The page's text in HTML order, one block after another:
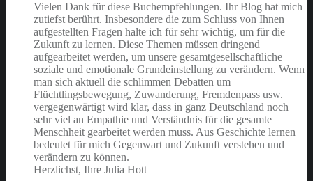
Vielen Dank für diese Buchempfehlungen. Ihr Blog hat mich
zutiefst berührt. Insbesondere die zum Schluss von Ihnen
aufgestellten Fragen halte ich für sehr wichtig, um für die
Zukunft zu lernen. Diese Themen müssen dringend
aufgearbeitet werden, um unsere gesamtgesellschaftliche
soziale und emotionale Grundeinstellung zu verändern. Wenn
man sich aktuell die schlimmen Debatten um
Flüchtlingsbewegung, Zuwanderung, Fremdenpass usw.
vergegenwärtigt wird klar, dass in ganz Deutschland noch
sehr viel an Empathie und Verständnis für die gesamte
Menschheit gearbeitet werden muss. Aus Geschichte lernen
bedeutet für mich Gegenwart und Zukunft verstehen und
verändern zu können.
Herzlichst, Ihre Julia Hott